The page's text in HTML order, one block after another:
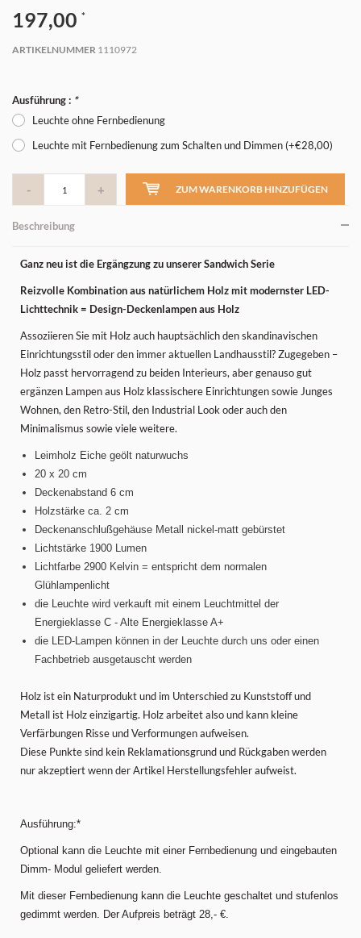
197,00 *
ARTIKELNUMMER 1110972
Ausführung : *
Leuchte ohne Fernbedienung
Leuchte mit Fernbedienung zum Schalten und Dimmen (+€28,00)
- + ZUM WARENKORB HINZUFÜGEN
Beschreibung
Ganz neu ist die Ergängzung zu unserer Sandwich Serie
Reizvolle Kombination aus natürlichem Holz mit modernster LED-
Lichttechnik = Design-Deckenlampen aus Holz
Assoziieren Sie mit Holz auch hauptsächlich den skandinavischen
Einrichtungsstil oder den immer aktuellen Landhausstil? Zugegeben –
Holz passt hervorragend zu beiden Interieurs, aber genauso gut
ergänzen Lampen aus Holz klassischere Einrichtungen sowie Junges
Wohnen, den Retro-Stil, den Industrial Look oder auch den
Minimalismus sowie viele weitere.
Leimholz Eiche geölt naturwuchs
20 x 20 cm
Deckenabstand 6 cm
Holzstärke ca. 2 cm
Deckenanschlußgehäuse Metall nickel-matt gebürstet
Lichtstärke 1900 Lumen
Lichtfarbe 2900 Kelvin = entspricht dem normalen
Glühlampenlicht
die Leuchte wird verkauft mit einem Leuchtmittel der
Energieklasse C - Alte Energieklasse A+
die LED-Lampen können in der Leuchte durch uns oder einen
Fachbetrieb ausgetauscht werden
Holz ist ein Naturprodukt und im Unterschied zu Kunststoff und
Metall ist Holz einzigartig. Holz arbeitet also und kann kleine
Verfärbungen Risse und Verformungen aufweisen.
Diese Punkte sind kein Reklamationsgrund und Rückgaben werden
nur akzeptiert wenn der Artikel Herstellungsfehler aufweist.
Ausführung:*
Optional kann die Leuchte mit einer Fernbedienung und eingebauten
Dimm- Modul geliefert werden.
Mit dieser Fernbedienung kann die Leuchte geschaltet und stufenlos
gedimmt werden. Der Aufpreis beträgt 28,- €.